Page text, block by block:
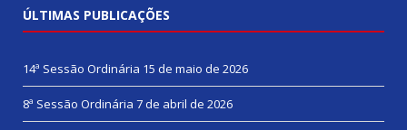
ÚLTIMAS PUBLICAÇÕES
14ª Sessão Ordinária 15 de maio de 2026
8ª Sessão Ordinária 7 de abril de 2026